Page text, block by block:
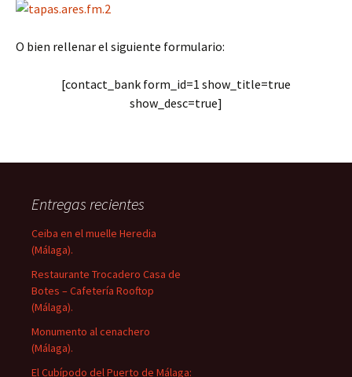
O bien rellenar el siguiente formulario:
[contact_bank form_id=1 show_title=true
show_desc=true]
Entregas recientes
Ceiba en el muelle Heredia
(Málaga).
Restaurante Trocadero Casa de
Botes – Cafetería Rooftop
(Málaga).
Monumento al cenachero
(Málaga).
El Cubípodo del Puerto de Málaga: